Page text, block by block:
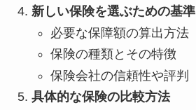
新しい保険を選ぶための基準
必要な保障額の算出方法
保険の種類とその特徴
保険会社の信頼性や評判
具体的な保険の比較方法